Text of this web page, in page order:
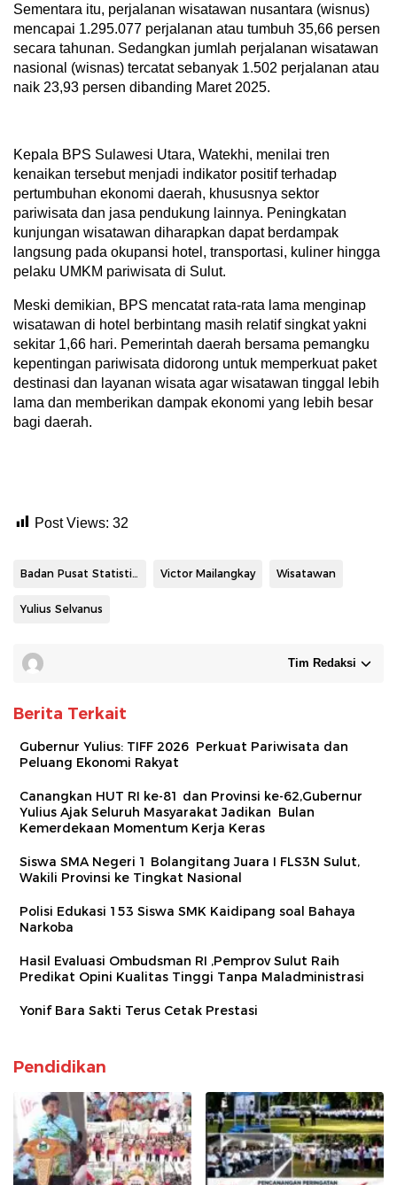
Sementara itu, perjalanan wisatawan nusantara (wisnus)
mencapai 1.295.077 perjalanan atau tumbuh 35,66 persen
secara tahunan. Sedangkan jumlah perjalanan wisatawan
nasional (wisnas) tercatat sebanyak 1.502 perjalanan atau
naik 23,93 persen dibanding Maret 2025.
Kepala BPS Sulawesi Utara, Watekhi, menilai tren
kenaikan tersebut menjadi indikator positif terhadap
pertumbuhan ekonomi daerah, khususnya sektor
pariwisata dan jasa pendukung lainnya. Peningkatan
kunjungan wisatawan diharapkan dapat berdampak
langsung pada okupansi hotel, transportasi, kuliner hingga
pelaku UMKM pariwisata di Sulut.
Meski demikian, BPS mencatat rata-rata lama menginap
wisatawan di hotel berbintang masih relatif singkat yakni
sekitar 1,66 hari. Pemerintah daerah bersama pemangku
kepentingan pariwisata didorong untuk memperkuat paket
destinasi dan layanan wisata agar wisatawan tinggal lebih
lama dan memberikan dampak ekonomi yang lebih besar
bagi daerah.
Post Views: 32
Badan Pusat Statistika Victor Mailangkay Wisatawan
Yulius Selvanus
Tim Redaksi
Berita Terkait
Gubernur Yulius: TIFF 2026 Perkuat Pariwisata dan
Peluang Ekonomi Rakyat
Canangkan HUT RI ke-81 dan Provinsi ke-62,Gubernur
Yulius Ajak Seluruh Masyarakat Jadikan Bulan
Kemerdekaan Momentum Kerja Keras
Siswa SMA Negeri 1 Bolangitang Juara I FLS3N Sulut,
Wakili Provinsi ke Tingkat Nasional
Polisi Edukasi 153 Siswa SMK Kaidipang soal Bahaya
Narkoba
Hasil Evaluasi Ombudsman RI ,Pemprov Sulut Raih
Predikat Opini Kualitas Tinggi Tanpa Maladministrasi
Yonif Bara Sakti Terus Cetak Prestasi
Pendidikan